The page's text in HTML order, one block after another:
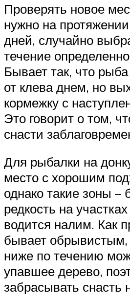
Проверять новое
нужно на
дней, случайно
течение
Бывает так, что
от клева днем, но
кормежку с
Это говорит о том,
снасти
Для рыбалки на
место с хорошим
однако такие зоны –
редкость на
водится налим. Как
бывает
ниже по течению
упавшее дерево,
забрасывать снасть